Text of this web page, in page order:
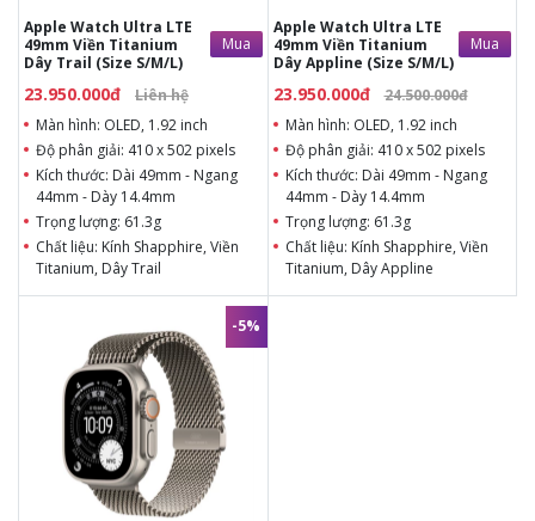
Apple Watch Ultra LTE
49mm Viền Titanium
Dây Trail (Size S/M/L)
Mua
23.950.000đ Liên hệ
Màn hình: OLED, 1.92 inch
Độ phân giải: 410 x 502 pixels
Kích thước: Dài 49mm - Ngang
44mm - Dày 14.4mm
Trọng lượng: 61.3g
Chất liệu: Kính Shapphire, Viền
Titanium, Dây Trail
CPU: Apple S8
Kết nối: WiFi, Bluetooth v5.0, hỗ
trợ eSim
Viền Titanium, Dây Trail
CPU: Apple S8
Kết nối: WiFi, Bluetooth
Apple Watch Ultra LTE
49mm Viền Titanium
Dây Appline (Size S/M/L)
Mua
23.950.000đ 24.500.000đ
Màn hình: OLED, 1.92 inch
Độ phân giải: 410 x 502 pixels
Kích thước: Dài 49mm - Ngang
44mm - Dày 14.4mm
Trọng lượng: 61.3g
Chất liệu: Kính Shapphire, Viền
Titanium, Dây Appline
CPU: Apple S8
Viền Titanium, Dây Appline
CPU: Apple S8
Kết nối: WiFi, Bluetooth
-5%
23.990.000đ 24.990.000đ
Màn hình: Always-On
Retina LTPO OLED, 49mm
(Độ sáng lên đến 3000 nits)
Độ phân giải: 410 x 502
pixels
Chip: Apple S10 SiP
Bộ nhớ trong (ROM): 64GB